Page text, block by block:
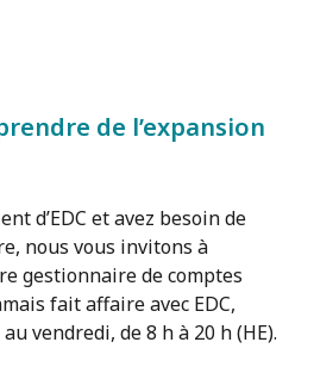
de l’expansion
d’EDC et avez besoin de
nous vous invitons à
gestionnaire de comptes
fait affaire avec EDC,
vendredi, de 8 h à 20 h (HE).